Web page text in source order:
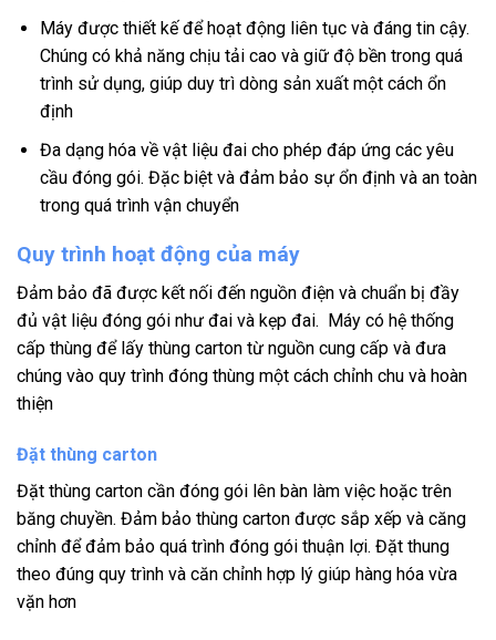
Máy được thiết kế để hoạt động liên tục và đáng tin cậy.
Chúng có khả năng chịu tải cao và giữ độ bền trong quá
trình sử dụng, giúp duy trì dòng sản xuất một cách ổn
định
Đa dạng hóa về vật liệu đai cho phép đáp ứng các yêu
cầu đóng gói. Đặc biệt và đảm bảo sự ổn định và an toàn
trong quá trình vận chuyển
Quy trình hoạt động của máy
Đảm bảo đã được kết nối đến nguồn điện và chuẩn bị đầy
đủ vật liệu đóng gói như đai và kẹp đai. Máy có hệ thống
cấp thùng để lấy thùng carton từ nguồn cung cấp và đưa
chúng vào quy trình đóng thùng một cách chỉnh chu và hoàn
thiện
Đặt thùng carton
Đặt thùng carton cần đóng gói lên bàn làm việc hoặc trên
băng chuyền. Đảm bảo thùng carton được sắp xếp và căng
chỉnh để đảm bảo quá trình đóng gói thuận lợi. Đặt thung
theo đúng quy trình và căn chỉnh hợp lý giúp hàng hóa vừa
vặn hơn